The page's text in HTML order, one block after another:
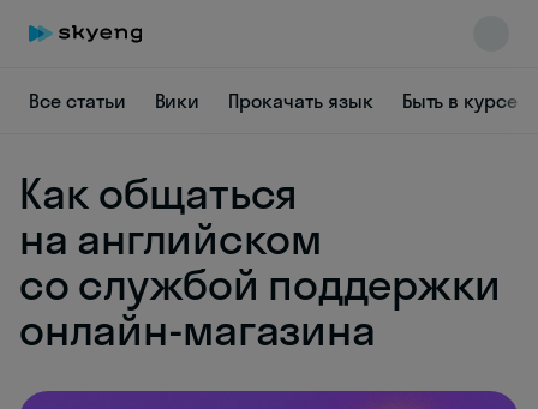
Все статьи Вики Прокачать язык Быть в курсе
Как общаться
на английском
со службой поддержки
онлайн-магазина
Skyeng Chat